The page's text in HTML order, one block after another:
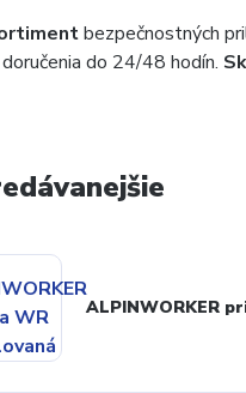
bezpečnostných
do 24/48 hodín.
ALPINWORKER